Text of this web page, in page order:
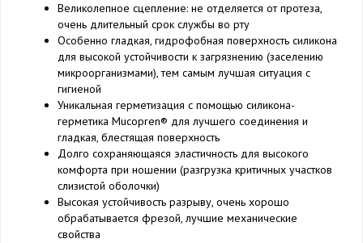
Великолепное сцепление: не отделяется от протеза,
очень длительный срок службы во рту
Особенно гладкая, гидрофобная поверхность силикона
для высокой устойчивости к загрязнению (заселению
микроорганизмами), тем самым лучшая ситуация с
гигиеной
Уникальная герметизация с помощью силикона-
герметика Mucopren® для лучшего соединения и
гладкая, блестящая поверхность
Долго сохраняющаяся эластичность для высокого
комфорта при ношении (разгрузка критичных участков
слизистой оболочки)
Высокая устойчивость разрыву, очень хорошо
обрабатывается фрезой, лучшие механические
свойства